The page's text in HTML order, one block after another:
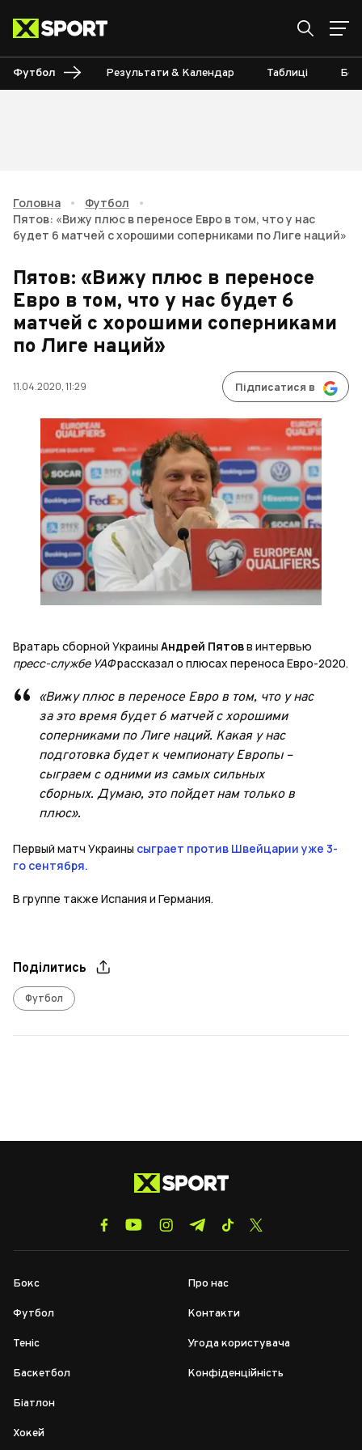
Футбол Результати & Календар Таблиці
Головна • Футбол
•
Пятов: «Вижу плюс в переносе Евро в том, что у нас
будет 6 матчей с хорошими соперниками по Лиге наций»
Пятов: «Вижу плюс в переносе
Евро в том, что у нас будет 6
матчей с хорошими соперниками
по Лиге наций»
11.04.2020, 11:29 Підписатися в
Вратарь сборной Украины Андрей Пятовв интервью
пресс-службе УАФрассказал о плюсах переноса Евро-2020.
«Вижу плюс в переносе Евро в том, что у нас
за это время будет 6 матчей с хорошими
соперниками по Лиге наций. Какая у нас
подготовка будет к чемпионату Европы –
сыграем с одними из самых сильных
сборных. Думаю, это пойдет нам только в
плюс».
Первый матч Украины сыграет против Швейцарии уже 3-
го сентября.
В группе также Испания и Германия.
Поділитись
Футбол
Бокс
Футбол
Теніс
Баскетбол
Біатлон
Хокей
Про нас
Контакти
Угода користувача
Конфіденційність